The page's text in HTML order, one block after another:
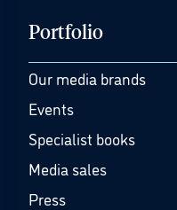
Portfolio
Our media brands
Events
Specialist books
Media sales
Press